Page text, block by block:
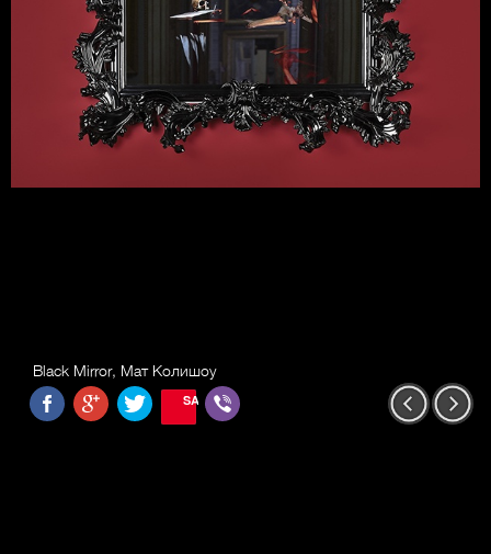
Black Mirror, Мат Колишоу
SAVE